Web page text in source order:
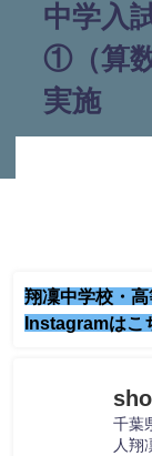
中学入
①（算
実施
翔凜中学校・
Instagramはこ
千葉
人